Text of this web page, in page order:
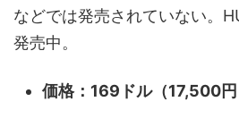
などでは発売されていない。
発売中。
価格：169ドル（17,500円